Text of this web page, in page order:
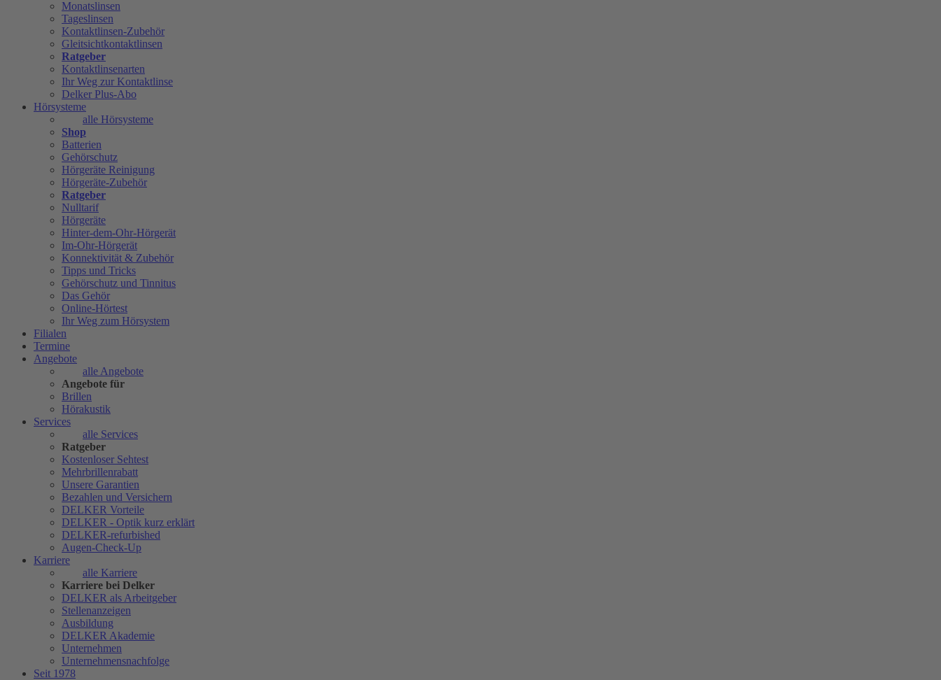
Monatslinsen
Tageslinsen
Kontaktlinsen-Zubehör
Gleitsichtkontaktlinsen
Ratgeber
Kontaktlinsenarten
Ihr Weg zur Kontaktlinse
Delker Plus-Abo
Hörsysteme
alle Hörsysteme
Shop
Batterien
Gehörschutz
Hörgeräte Reinigung
Hörgeräte-Zubehör
Ratgeber
Nulltarif
Hörgeräte
Hinter-dem-Ohr-Hörgerät
Im-Ohr-Hörgerät
Konnektivität & Zubehör
Tipps und Tricks
Gehörschutz und Tinnitus
Das Gehör
Online-Hörtest
Ihr Weg zum Hörsystem
Filialen
Termine
Angebote
alle Angebote
Angebote für
Brillen
Hörakustik
Services
alle Services
Ratgeber
Kostenloser Sehtest
Mehrbrillenrabatt
Unsere Garantien
Bezahlen und Versichern
DELKER Vorteile
DELKER - Optik kurz erklärt
DELKER-refurbished
Augen-Check-Up
Karriere
alle Karriere
Karriere bei Delker
DELKER als Arbeitgeber
Stellenanzeigen
Ausbildung
DELKER Akademie
Unternehmen
Unternehmensnachfolge
Seit 1978